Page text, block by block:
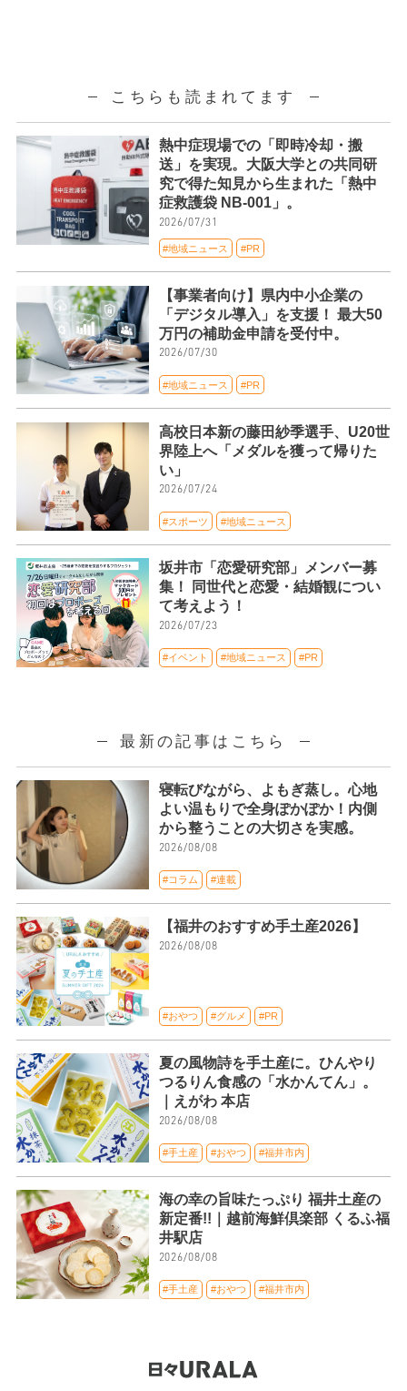
こちらも読まれてます
熱中症現場での「即時冷却・搬
送」を実現。大阪大学との共同研
究で得た知見から生まれた「熱中
症救護袋 NB-001」。
2026/07/31
#地域ニュース #PR
【事業者向け】県内中小企業の
「デジタル導入」を支援！ 最大50
万円の補助金申請を受付中。
2026/07/30
#地域ニュース #PR
高校日本新の藤田紗季選手、U20世
界陸上へ「メダルを獲って帰りた
い」
2026/07/24
#スポーツ #地域ニュース
坂井市「恋愛研究部」メンバー募
集！ 同世代と恋愛・結婚観につい
て考えよう！
2026/07/23
#イベント #地域ニュース #PR
最新の記事はこちら
寝転びながら、よもぎ蒸し。心地
よい温もりで全身ぽかぽか！内側
から整うことの大切さを実感。
2026/08/08
#コラム #連載
【福井のおすすめ手土産2026】
2026/08/08
#おやつ #グルメ #PR
夏の風物詩を手土産に。ひんやり
つるりん食感の「水かんてん」。
｜えがわ 本店
2026/08/08
#手土産 #おやつ #福井市内
海の幸の旨味たっぷり 福井土産の
新定番!!｜越前海鮮倶楽部 くるふ福
井駅店
2026/08/08
#手土産 #おやつ #福井市内